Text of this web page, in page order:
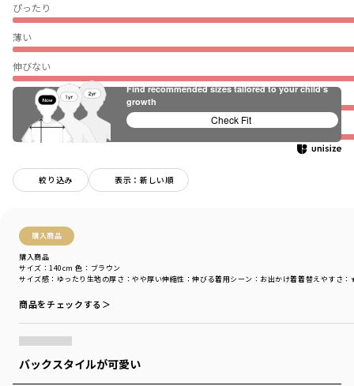
ぴったり
薄い
伸びない
普段着（通園・通学）
絞り込み 表示：新しい順
購入商品
購入商品
サイズ感 ：ゆったり 生地の厚さ ：やや厚い伸縮性 ：伸びる着用シーン ：お出かけ着着替えやすさ
サイズ：140cm 色：ブラウン
商品をチェックする＞
バックスタイルが可愛い
Find recommended sizes tailored to your child's
growth
Check Fit